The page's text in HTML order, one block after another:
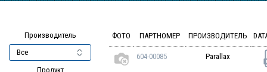
Производитель
Продукт
ФОТО ПАРТНОМЕР ПРОИЗВОДИТЕЛЬ
604-00085 Parallax